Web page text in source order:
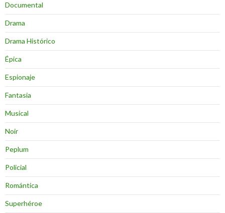
Documental
Drama
Drama Histórico
Épica
Espionaje
Fantasia
Musical
Noir
Peplum
Policial
Romántica
Superhéroe